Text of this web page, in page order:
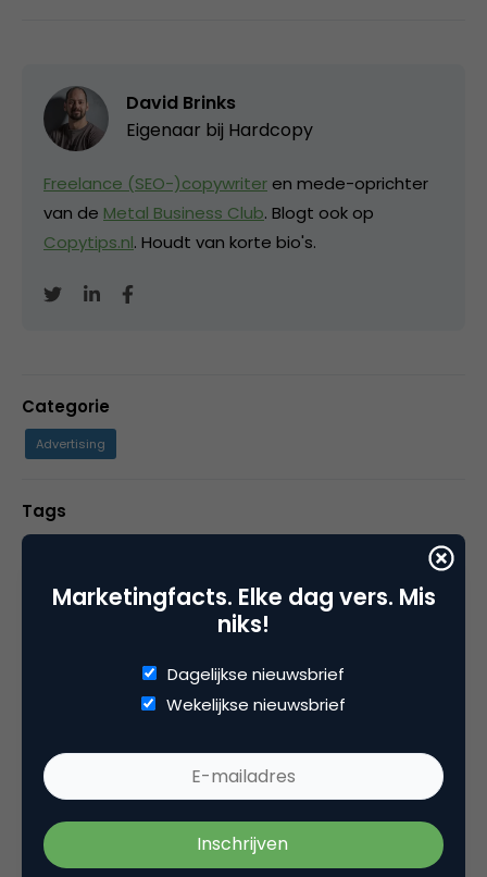
David Brinks
Eigenaar bij Hardcopy
Freelance (SEO-)copywriter en mede-oprichter
van de Metal Business Club. Blogt ook op
Copytips.nl. Houdt van korte bio's.
Categorie
Advertising
Tags
online advertising
Nicolien
http://www.ikbesliswel.nl
helemaal niet.
Marketingfacts. Elke dag vers. Mis
niks!
Dagelijkse nieuwsbrief
Wekelijkse nieuwsbrief